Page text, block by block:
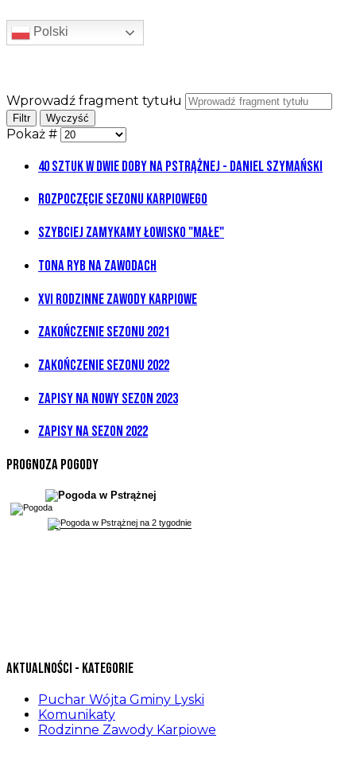
Polski
Wprowadź fragment tytułu
Filtr Wyczyść
Pokaż #
40 sztuk w dwie doby na Pstrążnej - Daniel Szymański
Rozpoczęcie sezonu karpiowego
Szybciej zamykamy łowisko "Małe"
Tona ryb na zawodach
XVI Rodzinne Zawody Karpiowe
Zakończenie sezonu 2021
Zakończenie sezonu 2022
Zapisy na nowy sezon 2023
Zapisy na sezon 2022
Prognoza pogody
Aktualności - kategorie
Puchar Wójta Gminy Lyski
Komunikaty
Rodzinne Zawody Karpiowe